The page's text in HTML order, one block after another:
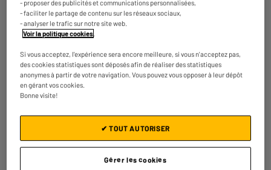
★★★★★
★★★★★
4.4/5(60)
Comparer
Carte Mémoire micro SD 32 Go EDENWOOD +
Adaptateur – Stockage Pratique Haute
Compatibilité
Type : Carte micro SD + adaptateur
11 93
- proposer des publicités et communications personnalisées,
- faciliter le partage de contenu sur les réseaux sociaux,
- analyser le trafic sur notre site web.
Voir la politique cookies.
Si vous acceptez, l'expérience sera encore meilleure, si vous n'acceptez pas,
des cookies statistiques sont déposés afin de réaliser des statistiques
anonymes à partir de votre navigation. Vous pouvez vous opposer à leur dépôt
en gérant vos cookies.
Bonne visite!
Gérer les cookies
✔ TOUT AUTORISER